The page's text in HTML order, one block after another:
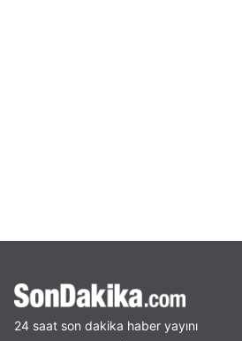
24 saat son dakika haber yayını